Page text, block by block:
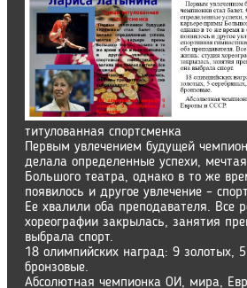
титулованная спортсменка
Первым увлечением будущей
делала определенные успехи,
Большого театра, однако в то же
появилось и другое увлечение –
Ее хвалили оба преподавателя. Все
хореографии закрылась, занятия
выбрала спорт.
18 олимпийских наград: 9 золотых,
бронзовые.
Абсолютная чемпионка ОИ, мира,